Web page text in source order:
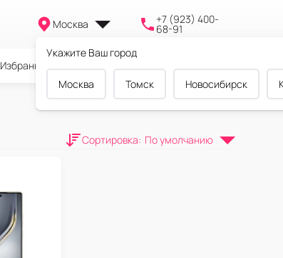
Москва
Укажите Ваш город
Москва Томск Новосибирск
+7 (923) 400-
68-91
0
Избранное Cравнение Корзина
Сортировка: По умолчанию